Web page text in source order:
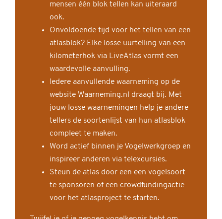
mensen één blok tellen kan uiteraard
ook.
Onvoldoende tijd voor het tellen van een
atlasblok? Elke losse uurtelling van een
kilometerhok via LiveAtlas vormt een
waardevolle aanvulling.
Iedere aanvullende waarneming op de
website Waarneming.nl draagt bij. Met
jouw losse waarnemingen help je andere
tellers de soortenlijst van hun atlasblok
compleet te maken.
Word actief binnen je Vogelwerkgroep en
inspireer anderen via telexcursies.
Steun de atlas door een een vogelsoort
te sponsoren of een crowdfundingactie
voor het atlasproject te starten.